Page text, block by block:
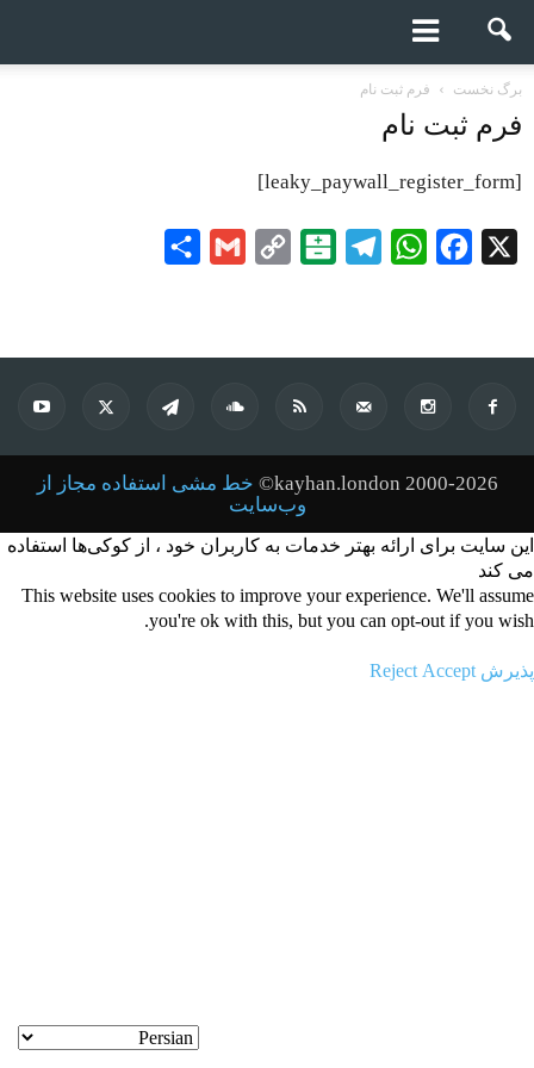
برگ نخست فرم ثبت نام
فرم ثبت نام
[leaky_paywall_register_form]
X
Facebook
WhatsApp
Telegram
Balatarin
Copy
Gmail
kayhan.london 2000-2026©
خط مشی استفاده مجاز از
وب‌سایت
این سایت برای ارائه بهتر خدمات به کاربران خود ، از کوکی‌ها استفاده
می کند
This website uses cookies to improve your experience. We'll assume
you're ok with this, but you can opt-out if you wish.
پذیرش Accept Reject